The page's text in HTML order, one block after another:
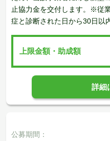
止協力金を交付します。※従
症と診断された日から30日以
上限金額・助成額
詳細
公募期間：